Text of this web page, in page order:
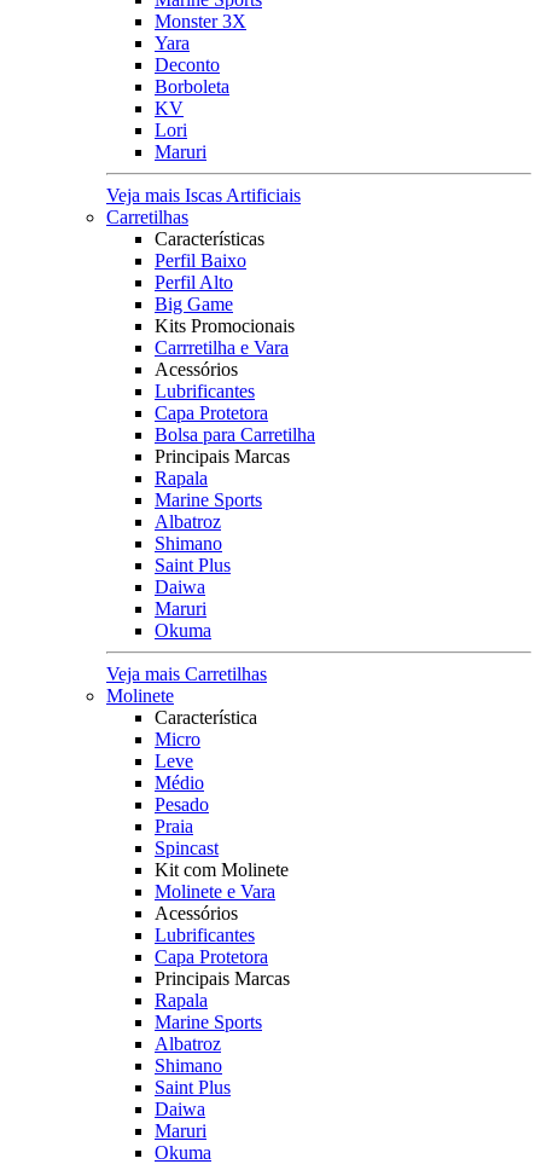
Monster 3X
Yara
Deconto
Borboleta
KV
Lori
Maruri
Veja mais Iscas Artificiais
Carretilhas
Características
Perfil Baixo
Perfil Alto
Big Game
Kits Promocionais
Carrretilha e Vara
Acessórios
Lubrificantes
Capa Protetora
Bolsa para Carretilha
Principais Marcas
Rapala
Marine Sports
Albatroz
Shimano
Saint Plus
Daiwa
Maruri
Okuma
Veja mais Carretilhas
Molinete
Característica
Micro
Leve
Médio
Pesado
Praia
Spincast
Kit com Molinete
Molinete e Vara
Acessórios
Lubrificantes
Capa Protetora
Principais Marcas
Rapala
Marine Sports
Albatroz
Shimano
Saint Plus
Daiwa
Maruri
Okuma